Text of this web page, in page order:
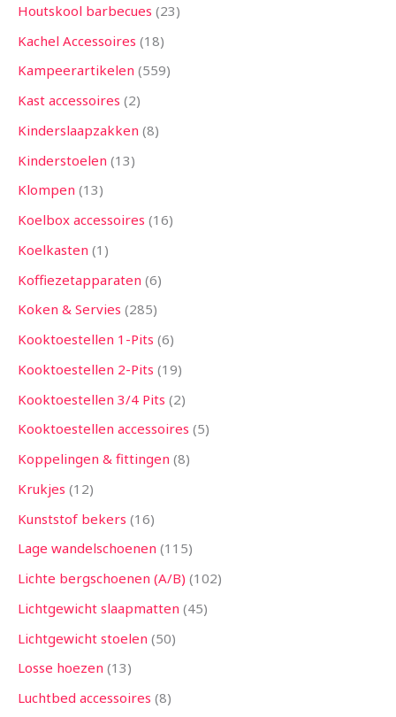
Houtskool barbecues 23
Kachel Accessoires 18
Kampeerartikelen 559
Kast accessoires 2
Kinderslaapzakken 8
Kinderstoelen 13
Klompen 13
Koelbox accessoires 16
Koelkasten 1
Koffiezetapparaten 6
Koken & Servies 285
Kooktoestellen 1-Pits 6
Kooktoestellen 2-Pits 19
Kooktoestellen 3/4 Pits 2
Kooktoestellen accessoires 5
Koppelingen & fittingen 8
Krukjes 12
Kunststof bekers 16
Lage wandelschoenen 115
Lichte bergschoenen (A/B) 102
Lichtgewicht slaapmatten 45
Lichtgewicht stoelen 50
Losse hoezen 13
Luchtbed accessoires 8